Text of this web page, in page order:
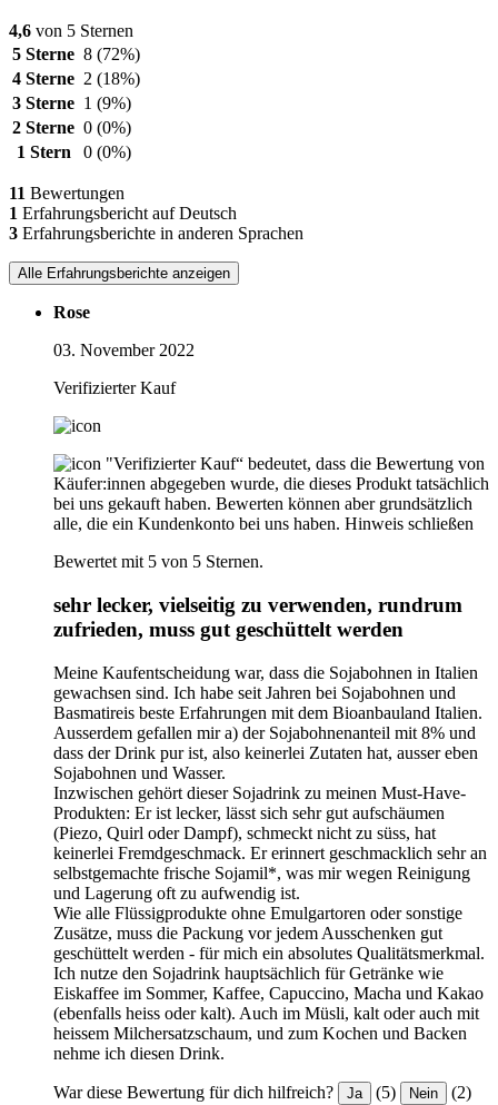
4,6 von 5 Sternen
5 Sterne 8 (72%)
4 Sterne 2 (18%)
3 Sterne 1 (9%)
2 Sterne 0 (0%)
1 Stern
0 (0%)
11 Bewertungen
1 Erfahrungsbericht auf Deutsch
3 Erfahrungsberichte in anderen Sprachen
Alle Erfahrungsberichte anzeigen
Rose
03. November 2022
Verifizierter Kauf
"Verifizierter Kauf“ bedeutet, dass die Bewertung von
Käufer:innen abgegeben wurde, die dieses Produkt tatsächlich
bei uns gekauft haben. Bewerten können aber grundsätzlich
alle, die ein Kundenkonto bei uns haben. Hinweis schließen
Bewertet mit 5 von 5 Sternen.
sehr lecker, vielseitig zu verwenden, rundrum
zufrieden, muss gut geschüttelt werden
Meine Kaufentscheidung war, dass die Sojabohnen in Italien
gewachsen sind. Ich habe seit Jahren bei Sojabohnen und
Basmatireis beste Erfahrungen mit dem Bioanbauland Italien.
Ausserdem gefallen mir a) der Sojabohnenanteil mit 8% und
dass der Drink pur ist, also keinerlei Zutaten hat, ausser eben
Sojabohnen und Wasser.
Inzwischen gehört dieser Sojadrink zu meinen Must-Have-
Produkten: Er ist lecker, lässt sich sehr gut aufschäumen
(Piezo, Quirl oder Dampf), schmeckt nicht zu süss, hat
keinerlei Fremdgeschmack. Er erinnert geschmacklich sehr an
selbstgemachte frische Sojamil*, was mir wegen Reinigung
und Lagerung oft zu aufwendig ist.
Wie alle Flüssigprodukte ohne Emulgartoren oder sonstige
Zusätze, muss die Packung vor jedem Ausschenken gut
geschüttelt werden - für mich ein absolutes Qualitätsmerkmal.
Ich nutze den Sojadrink hauptsächlich für Getränke wie
Eiskaffee im Sommer, Kaffee, Capuccino, Macha und Kakao
(ebenfalls heiss oder kalt). Auch im Müsli, kalt oder auch mit
heissem Milchersatzschaum, und zum Kochen und Backen
nehme ich diesen Drink.
War diese Bewertung für dich hilfreich? Ja (5) Nein (2)